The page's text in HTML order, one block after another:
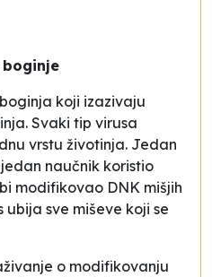
boginje
koji izazivaju
Svaki tip virusa
vrstu životinja. Jedan
naučnik koristio
modifikovao DNK mišjih
sve miševe koji se
o modifikovanju